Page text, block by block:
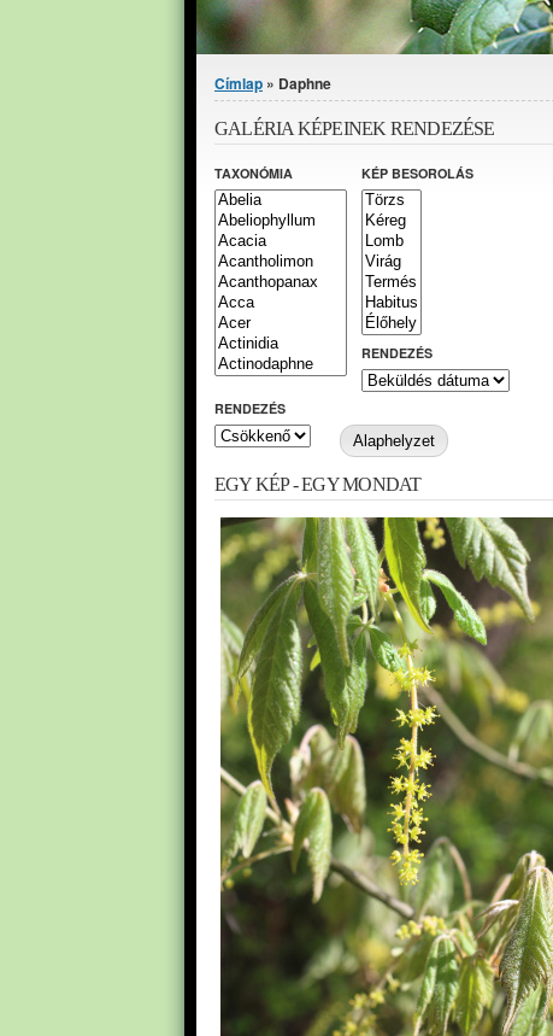
Jelenlegi hely
Címlap » Daphne
GALÉRIA KÉPEINEK RENDEZÉSE
TAXONÓMIA KÉP BESOROLÁS
RENDEZÉS
RENDEZÉS
EGY KÉP - EGY MONDAT